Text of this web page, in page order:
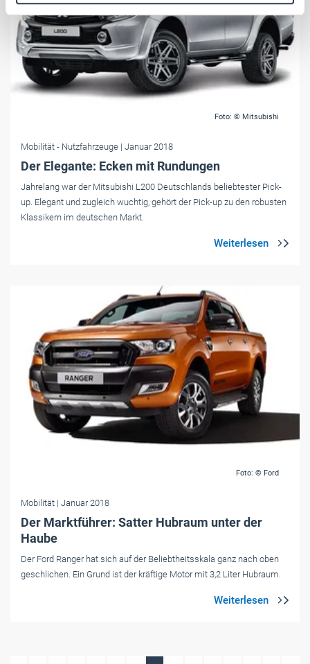
Weitere Informationen:Impressum Datenschutz
Foto: © Mitsubishi
Mobilität - Nutzfahrzeuge | Januar 2018
Der Elegante: Ecken mit Rundungen
Jahrelang war der Mitsubishi L200 Deutschlands beliebtester Pick-
up. Elegant und zugleich wuchtig, gehört der Pick-up zu den robusten
Klassikern im deutschen Markt.
Foto: © Ford
Mobilität | Januar 2018
Der Marktführer: Satter Hubraum unter der
Haube
Der Ford Ranger hat sich auf der Beliebtheitsskala ganz nach oben
geschlichen. Ein Grund ist der kräftige Motor mit 3,2 Liter Hubraum.